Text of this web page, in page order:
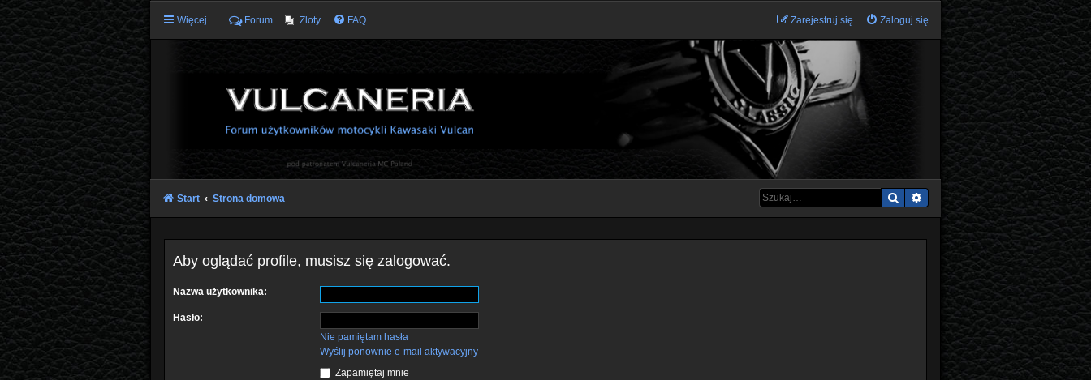
Więcej… Forum Zloty FAQ Zaloguj się
Zarejestruj się
Szukaj Wyszukiwanie zaawansowane
Start Strona domowa
Aby oglądać profile, musisz się zalogować.
Nazwa użytkownika:
Hasło:
Nie pamiętam hasła
Wyślij ponownie e-mail aktywacyjny
Zapamiętaj mnie